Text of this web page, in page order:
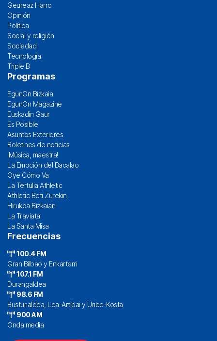
Geureaz Harro
Opinión
Política
Social y religión
Sociedad
Tecnología
Triple B
Programas
EgunOn Bizkaia
EgunOn Magazine
Euskadin Gaur
Es Posible
Asuntos Exteriores
Boletines de noticias
¡Música, maestra!
La Emoción del Bacalao
Oye Cómo Va
La Tertulia Athletic
Athletic Beti Zurekin
Hirukoa Bizkaian
La Traviata
La Santa Misa
Frecuencias
100.4 FM
Gran Bilbao y Enkarterri
107.1 FM
Durangaldea
98.6 FM
Busturialdea, Lea-Artibai y Uribe-Kosta
900 AM
Onda media